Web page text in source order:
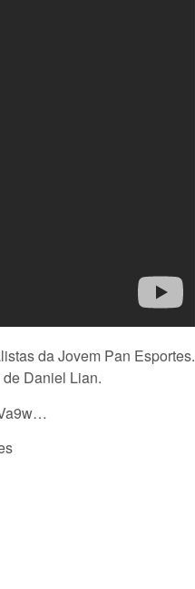
da Jovem Pan Esportes.
Daniel Lian.